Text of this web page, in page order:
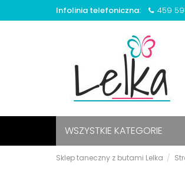
Infolinia telefoniczna: 459
WSZYSTKIE KATEGORIE
Sklep taneczny z butami Lelka